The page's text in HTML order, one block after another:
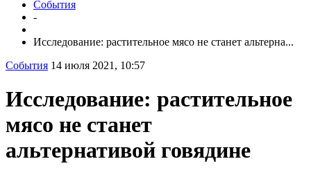
События
-
Исследование: растительное мясо не станет альтерна...
События 14 июля 2021, 10:57
Исследование: растительное
мясо не станет
альтернативой говядине